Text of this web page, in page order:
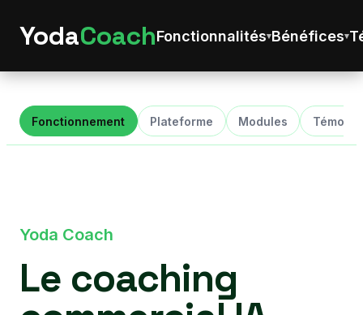
YodaCoachFonctionnalités Bénéfices
Fonctionnement Plateforme Modules
Yoda Coach
Le coaching